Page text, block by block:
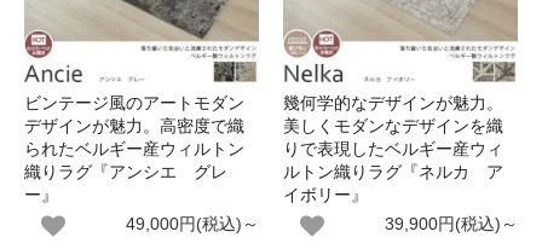
ビンテージ風のアートモダン
デザインが魅力。高密度で織
られたベルギー産ウィルトン
織りラグ『アンシエ グレ
ー』
49,000円(税込)～
幾何学的なデザインが魅力。
美しくモダンなデザインを織
りで表現したベルギー産ウィ
ルトン織りラグ『ネルカ ア
イボリー』
39,900円(税込)～